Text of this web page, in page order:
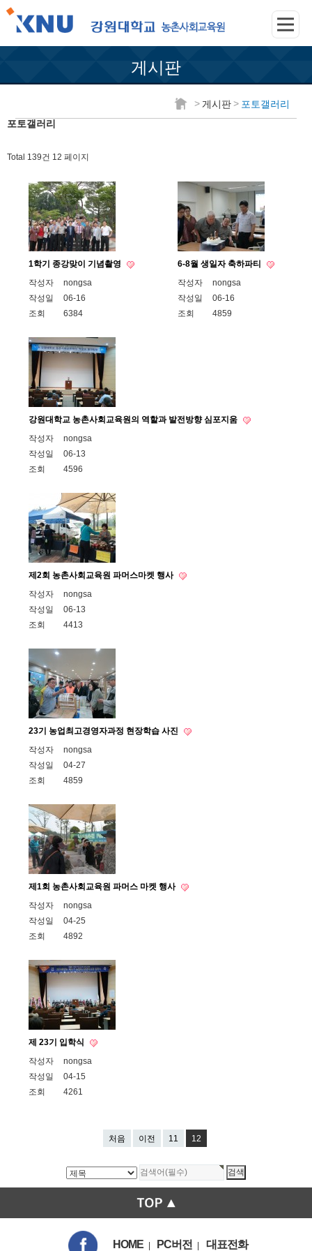
게시판
> 게시판 > 포토갤러리
포토갤러리
Total 139건 12 페이지
1학기 종강맞이 기념촬영
작성자
nongsa
작성일
06-16
조회
6384
6-8월 생일자 축하파티
작성자
nongsa
작성일
06-16
조회
4859
강원대학교 농촌사회교육원의 역할과 발전방향 심포지움
작성자
nongsa
작성일
06-13
조회
4596
제2회 농촌사회교육원 파머스마켓 행사
작성자
nongsa
작성일
06-13
조회
4413
23기 농업최고경영자과정 현장학습 사진
작성자
nongsa
작성일
04-27
조회
4859
제1회 농촌사회교육원 파머스 마켓 행사
작성자
nongsa
작성일
04-25
조회
4892
제 23기 입학식
작성자
nongsa
작성일
04-15
조회
4261
처음 이전 11 12
HOME PC버전 대표전화